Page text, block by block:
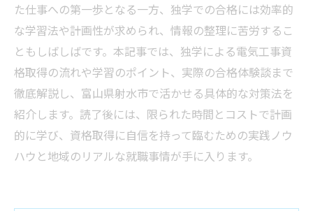
た仕事への第一歩となる一方、独学での合格には効率的
な学習法や計画性が求められ、情報の整理に苦労するこ
ともしばしばです。本記事では、独学による電気工事資
格取得の流れや学習のポイント、実際の合格体験談まで
徹底解説し、富山県射水市で活かせる具体的な対策法を
紹介します。読了後には、限られた時間とコストで計画
的に学び、資格取得に自信を持って臨むための実践ノウ
ハウと地域のリアルな就職事情が手に入ります。